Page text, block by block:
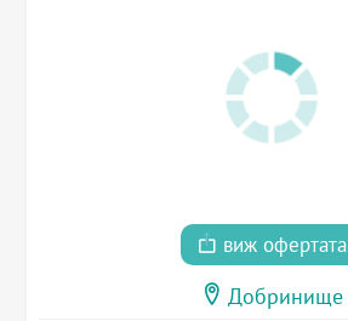
виж офертата
Добринище